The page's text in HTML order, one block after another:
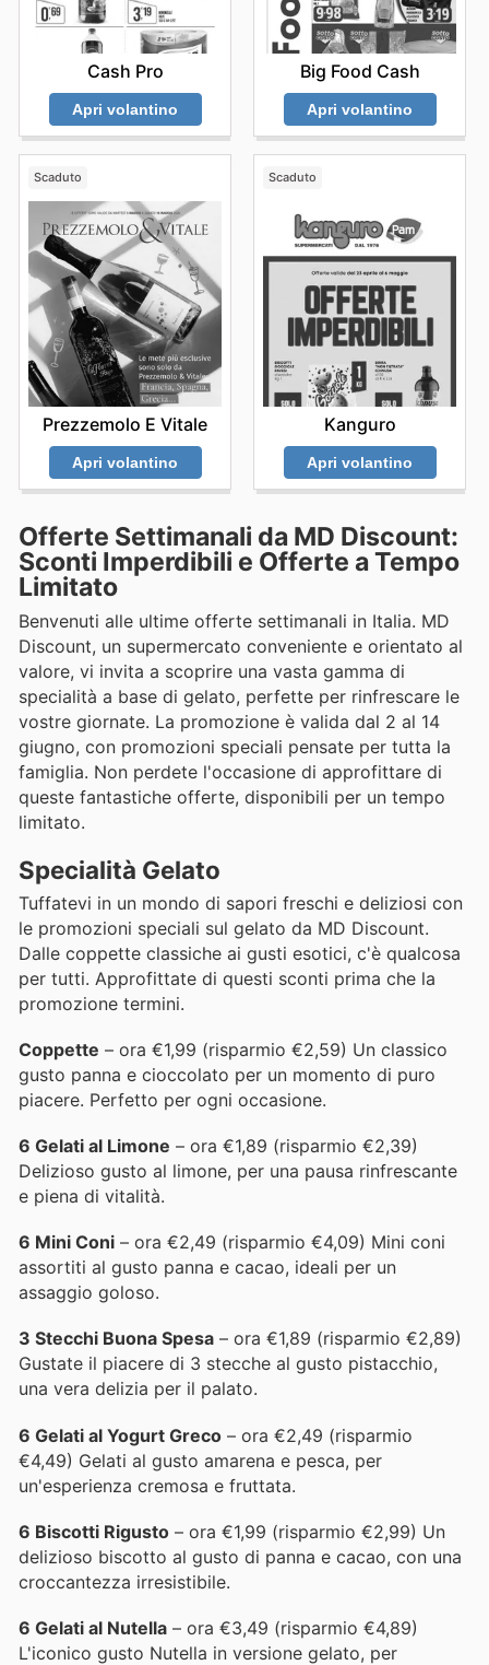
Cash Pro
Apri volantino
Big Food Cash
Apri volantino
Scaduto
Prezzemolo E Vitale
Apri volantino
Scaduto
Kanguro
Apri volantino
Offerte Settimanali da MD Discount:
Sconti Imperdibili e Offerte a Tempo
Limitato
Benvenuti alle ultime offerte settimanali in Italia. MD
Discount, un supermercato conveniente e orientato al
valore, vi invita a scoprire una vasta gamma di
specialità a base di gelato, perfette per rinfrescare le
vostre giornate. La promozione è valida dal 2 al 14
giugno, con promozioni speciali pensate per tutta la
famiglia. Non perdete l'occasione di approfittare di
queste fantastiche offerte, disponibili per un tempo
limitato.
Specialità Gelato
Tuffatevi in un mondo di sapori freschi e deliziosi con
le promozioni speciali sul gelato da MD Discount.
Dalle coppette classiche ai gusti esotici, c'è qualcosa
per tutti. Approfittate di questi sconti prima che la
promozione termini.
Coppette – ora €1,99 (risparmio €2,59) Un classico
gusto panna e cioccolato per un momento di puro
piacere. Perfetto per ogni occasione.
6 Gelati al Limone – ora €1,89 (risparmio €2,39)
Delizioso gusto al limone, per una pausa rinfrescante
e piena di vitalità.
6 Mini Coni – ora €2,49 (risparmio €4,09) Mini coni
assortiti al gusto panna e cacao, ideali per un
assaggio goloso.
3 Stecchi Buona Spesa – ora €1,89 (risparmio €2,89)
Gustate il piacere di 3 stecche al gusto pistacchio,
una vera delizia per il palato.
6 Gelati al Yogurt Greco – ora €2,49 (risparmio
€4,49) Gelati al gusto amarena e pesca, per
un'esperienza cremosa e fruttata.
6 Biscotti Rigusto – ora €1,99 (risparmio €2,99) Un
delizioso biscotto al gusto di panna e cacao, con una
croccantezza irresistibile.
6 Gelati al Nutella – ora €3,49 (risparmio €4,89)
L'iconico gusto Nutella in versione gelato, per